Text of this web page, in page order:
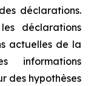
déclarations.
déclarations
actuelles de la
informations
des hypothèses